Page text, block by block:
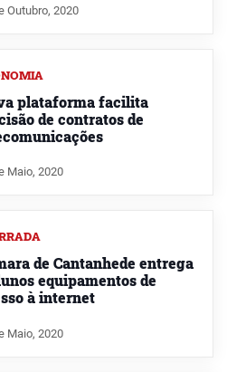
Outubro, 2020
plataforma facilita
de contratos de
Maio, 2020
de Cantanhede entrega
equipamentos de
à internet
Maio, 2020